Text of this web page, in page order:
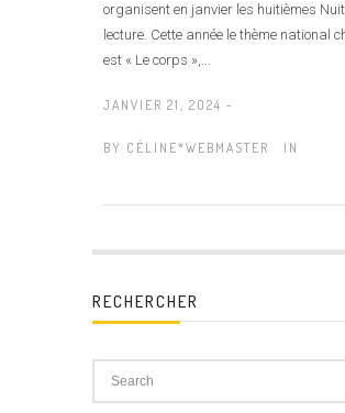
organisent en janvier les huitièmes
lecture. Cette année le thème national
est « Le corps »,...
JANVIER 21, 2024 -
BY CÉLINE*WEBMASTER IN
RECHERCHER